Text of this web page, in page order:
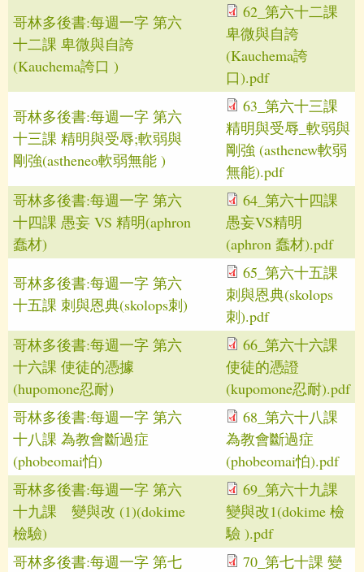
哥林多後書:每週一字 第六
十二課 卑微與自誇
(Kauchema誇口 )
62_第六十二課
卑微與自誇
(Kauchema誇
口).pdf
哥林多後書:每週一字 第六
十三課 精明與受辱;軟弱與
剛強(astheneo軟弱無能 )
63_第六十三課
精明與受辱_軟弱與
剛強 (asthenew軟弱
無能).pdf
哥林多後書:每週一字 第六
十四課 愚妄 VS 精明(aphron
蠢材)
64_第六十四課
愚妄VS精明
(aphron 蠢材).pdf
哥林多後書:每週一字 第六
十五課 刺與恩典(skolops刺)
65_第六十五課
刺與恩典(skolops
刺).pdf
哥林多後書:每週一字 第六
十六課 使徒的憑據
(hupomone忍耐)
66_第六十六課
使徒的憑證
(kupomone忍耐).pdf
哥林多後書:每週一字 第六
十八課 為教會斷過症
(phobeomai怕)
68_第六十八課
為教會斷過症
(phobeomai怕).pdf
哥林多後書:每週一字 第六
十九課 變與改 (1)(dokime
檢驗)
69_第六十九課
變與改1(dokime 檢
驗 ).pdf
哥林多後書:每週一字 第七
70_第七十課 變